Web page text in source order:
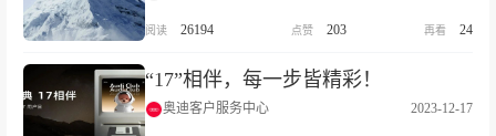
26194 203 24
“17”相伴，每一步皆精彩！
奥迪客户服务中心 2023-12-17